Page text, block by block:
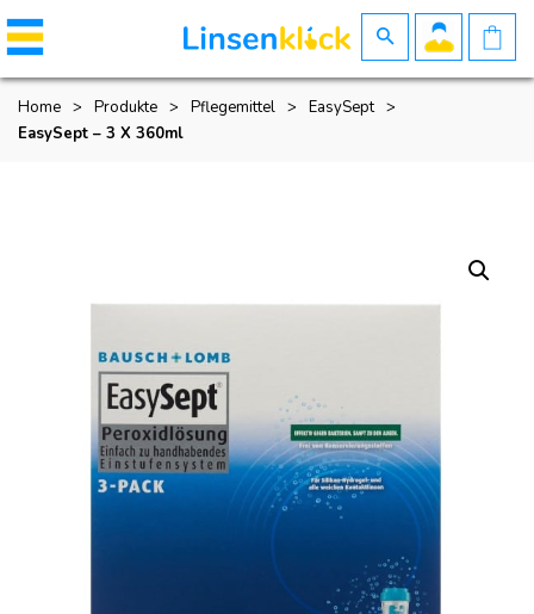
Home > Produkte > Pflegemittel > EasySept >
EasySept – 3 X 360ml